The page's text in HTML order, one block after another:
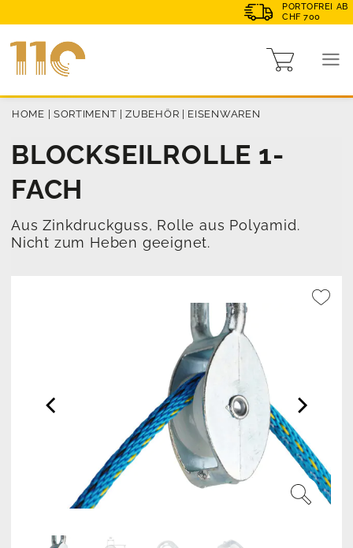
PORTOFREI AB
CHF 700
HOME | SORTIMENT |ZUBEHÖR | EISENWAREN
BLOCKSEILROLLE 1-
FACH
Aus Zinkdruckguss, Rolle aus Polyamid.
Nicht zum Heben geeignet.